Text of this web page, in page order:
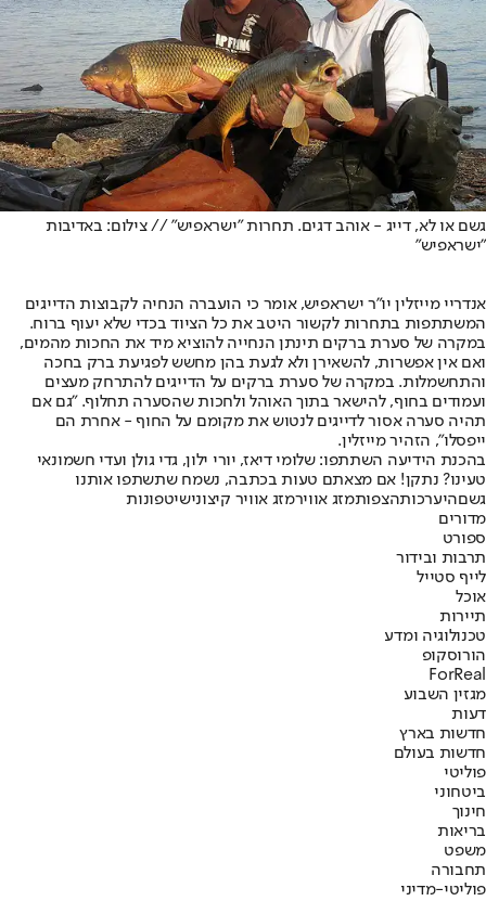
גשם או לא, דייג - אוהב דגים. תחרות "ישראפיש" // צילום: באדיבות
"ישראפיש"
אנדריי מייזלין יו"ר ישראפיש, אומר כי הועברה הנחיה לקבוצות הדייגים
המשתתפות בתחרות לקשור היטב את כל הציוד בכדי שלא יעוף ברוח.
במקרה של סערת ברקים תינתן הנחייה להוציא מיד את החכות מהמים,
ואם אין אפשרות, להשאירן ולא לגעת בהן מחשש לפגיעת ברק בחכה
והתחשמלות. במקרה של סערת ברקים על הדייגים להתרחק מעצים
ועמודים בחוף, להישאר בתוך האוהל ולחכות שהסערה תחלוף. "גם אם
תהיה סערה אסור לדייגים לנטוש את מקומם על החוף - אחרת הם
ייפסלו", הזהיר מייזלין.
בהכנת הידיעה השתתפו: שלומי דיאז, יורי ילון, גדי גולן ועדי חשמונאי
טעינו? נתקן! אם מצאתם טעות בכתבה, נשמח שתשתפו אותנו
גשםהיערכותהצפותמזג אווירמזג אוויר קיצונישיטפונות
מדורים
ספורט
תרבות ובידור
לייף סטייל
אוכל
תיירות
טכנולוגיה ומדע
הורוסקופ
ForReal
מגזין השבוע
דעות
חדשות בארץ
חדשות בעולם
פוליטי
ביטחוני
חינוך
בריאות
משפט
תחבורה
פוליטי-מדיני